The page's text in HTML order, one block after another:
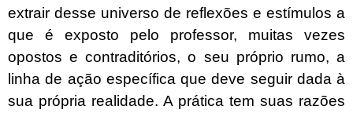
extrair desse universo de reflexões e estímulos a
que é exposto pelo professor, muitas vezes
opostos e contraditórios, o seu próprio rumo, a
linha de ação específica que deve seguir dada à
sua própria realidade. A prática tem suas razões